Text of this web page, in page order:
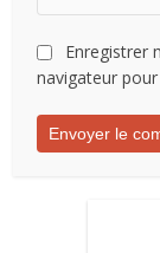
Enregistrer
navigateur